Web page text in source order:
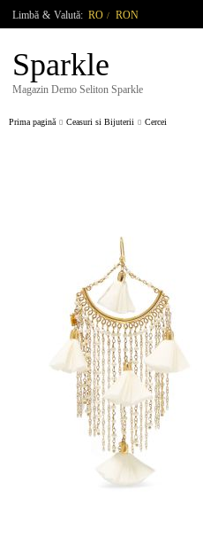
Limbă & Valută: RO / RON
Sparkle
Magazin Demo Seliton Sparkle
Prima pagină Ceasuri si Bijuterii Cercei